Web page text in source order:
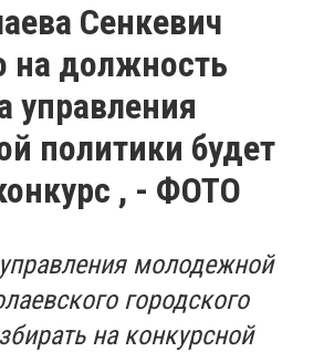
Сенкевич
на должность
управления
политики будет
, - ФОТО
молодежной
городского
на конкурсной